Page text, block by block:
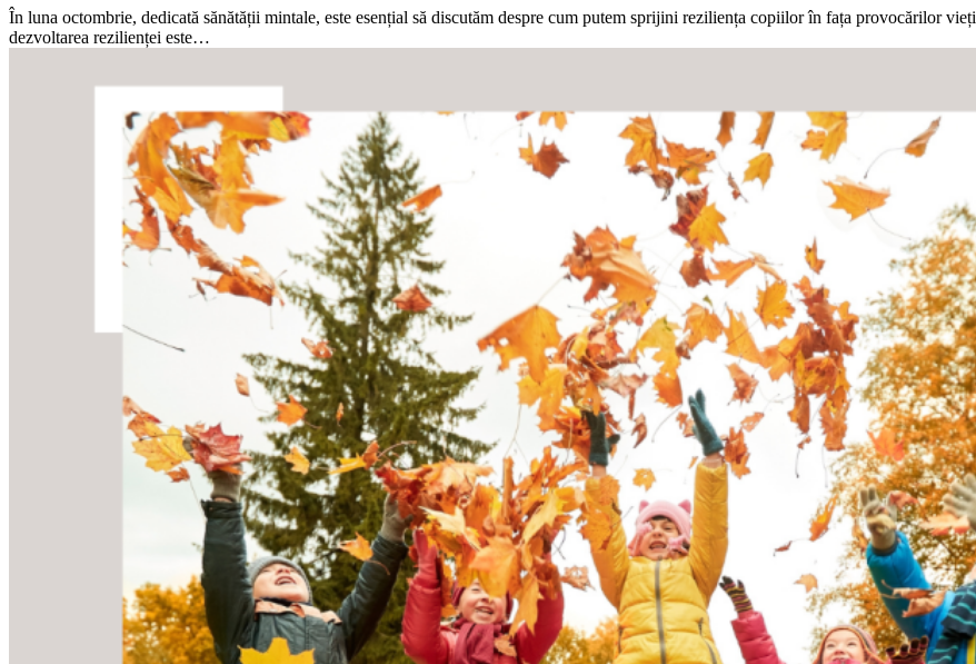
În luna octombrie, dedicată sănătății mintale, este esențial să discutăm despre cum putem sprijini reziliența copiilor în fața provocărilor
dezvoltarea rezilienței este…